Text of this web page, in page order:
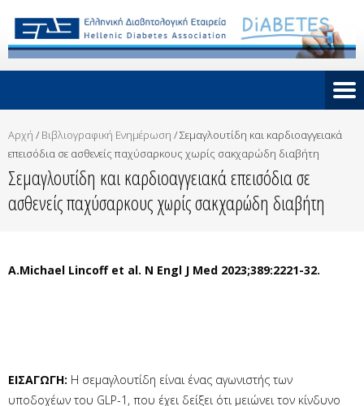
Αρχή / Βιβλιογραφική Ενημέρωση /Σεμαγλουτίδη και καρδιοαγγειακά
επεισόδια σε ασθενείς παχύσαρκους χωρίς σακχαρώδη διαβήτη
Σεμαγλουτίδη και καρδιοαγγειακά επεισόδια σε
ασθενείς παχύσαρκους χωρίς σακχαρώδη διαβήτη
A.Michael Lincoff et al. N Engl J Med 2023;389:2221-32.
ΕΙΣΑΓΩΓΗ: Η σεμαγλουτίδη είναι ένας αγωνιστής των
υποδοχέων του GLP-1, που έχει δείξει ότι μειώνει τον κίνδυνο